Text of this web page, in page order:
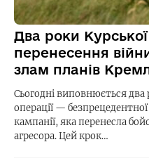
Два роки Курської
перенесення
злам планів
Сьогодні виповнюється два
операції —
кампанії, яка перенесла
агресора. Цей крок…